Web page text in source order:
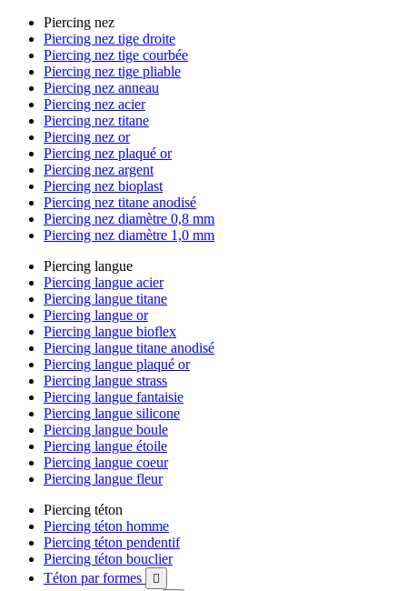
Piercing nez
Piercing nez tige droite
Piercing nez tige courbée
Piercing nez tige pliable
Piercing nez anneau
Piercing nez acier
Piercing nez titane
Piercing nez or
Piercing nez plaqué or
Piercing nez argent
Piercing nez bioplast
Piercing nez titane anodisé
Piercing nez diamètre 0,8 mm
Piercing nez diamètre 1,0 mm
Piercing langue
Piercing langue acier
Piercing langue titane
Piercing langue or
Piercing langue bioflex
Piercing langue titane anodisé
Piercing langue plaqué or
Piercing langue strass
Piercing langue fantaisie
Piercing langue silicone
Piercing langue boule
Piercing langue étoile
Piercing langue coeur
Piercing langue fleur
Piercing téton
Piercing téton homme
Piercing téton pendentif
Piercing téton bouclier
Téton par formes
